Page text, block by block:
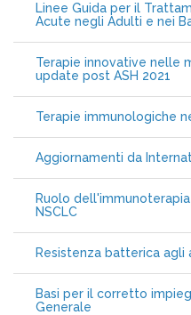
Linee Guida per il
Acute negli Adulti e nei
Terapie innovative nelle
update post ASH 2021
Terapie immunologiche
Aggiornamenti da
Ruolo
NSCLC
Resistenza batterica agli
Basi per il corretto
Generale